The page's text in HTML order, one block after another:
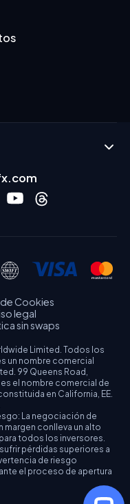
Cookies
legal
sin swaps
Limited. Todos los
un nombre comercial
99 Queens Road,
el nombre comercial de
en California, EE.
La negociación de
conlleva un alto
todos los inversores.
pérdidas superiores a
de riesgo
el proceso de apertura